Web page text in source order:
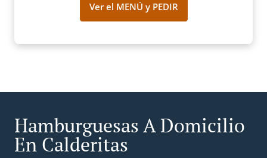
Ver el MENÚ y PEDIR
Hamburguesas A Domicilio
En Calderitas